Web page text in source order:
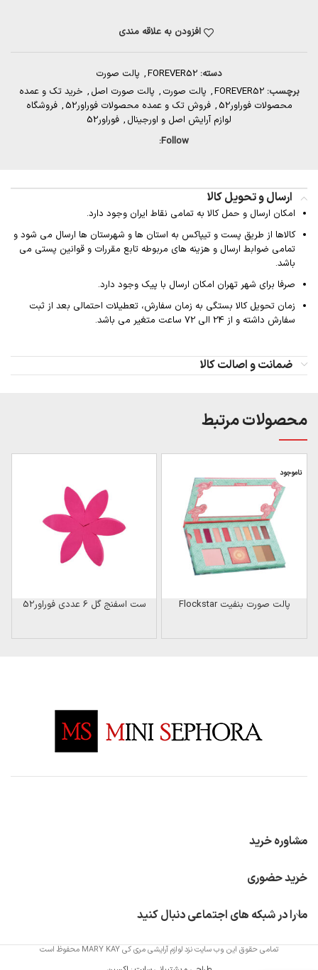
افزودن به علاقه مندی
دسته: FOREVER52
, پالت صورت
برچسب: FOREVER52
, پالت صورت , پالت صورت اصل , خرید تک و عمده
محصولات فوراور52
, فروش تک و عمده محصولات فوراور52 , فروشگاه
لوازم آرایش اصل و اورجینال , فوراور52
Follow:
ارسال و تحویل کالا
امکان ارسال و حمل کالا به تمامی نقاط ایران وجود دارد.
کالاها از طریق پست و تیپاکس به استان ها و شهرستان ها ارسال می شود و
تمامی ضوابط ارسال و هزینه های مربوطه تابع مقررات و قوانین پستی می
باشد.
صرفا برای شهر تهران امکان ارسال با پیک وجود دارد.
زمان تحویل کالا بستگی به زمان سفارش، تعطیلات احتمالی بعد از ثبت
سفارش داشته و از 24 الی 72 ساعت متغیر می باشد.
ضمانت و اصالت کالا
محصولات مرتبط
ناموجود
پالت صورت بنفیت Flockstar ست اسفنج گل 6 عددی فوراور52
مشاوره خرید
خرید حضوری
ما را در شبکه های اجتماعی دنبال کنید
تمامی حقوق این وب سایت نزد لوازم آرایشی مری کی MARY KAY محفوظ است